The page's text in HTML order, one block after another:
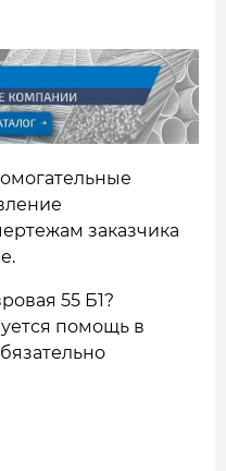
заказчика
55 Б1?
помощь в